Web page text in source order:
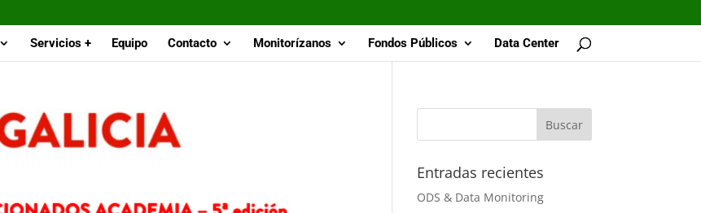
Servicios + Equipo Contacto Monitorízanos Fondos Públicos Data Center
Entradas recientes
ODS & Data Monitoring